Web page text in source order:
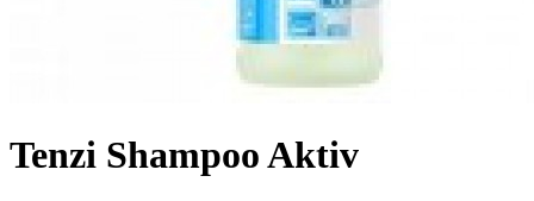
Tenzi Shampoo Aktiv